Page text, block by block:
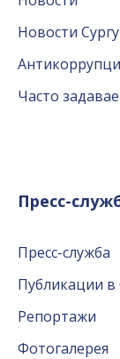
Новости
Часто
Пресс-
Пресс-служба
Публикации
Репортажи
Фотогалерея